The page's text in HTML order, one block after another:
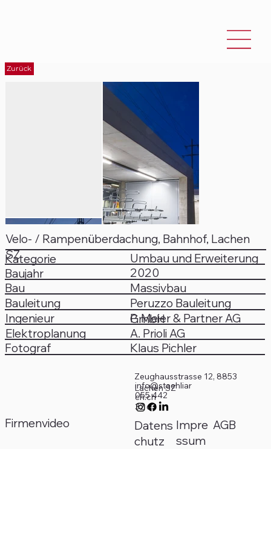
Zurück
Velo- / Rampenüberdachung, Bahnhof, Lachen
SZ
Kategorie
Baujahr
Umbau und Erweiterung
Bau
2020
Massivbau
Bauleitung
Ingenieur
Elektroplanung
P. Meier & Partner AG
Peruzzo Bauleitung
GmbH
Fotograf
A. Prioli AG
Klaus Pichler
Zeughausstrasse 12, 8853
Lachen SZ
info@staehliar
ch.ch
055 442
32 63
Datens
chutz
Impre
ssum
AGB
Firmenvideo